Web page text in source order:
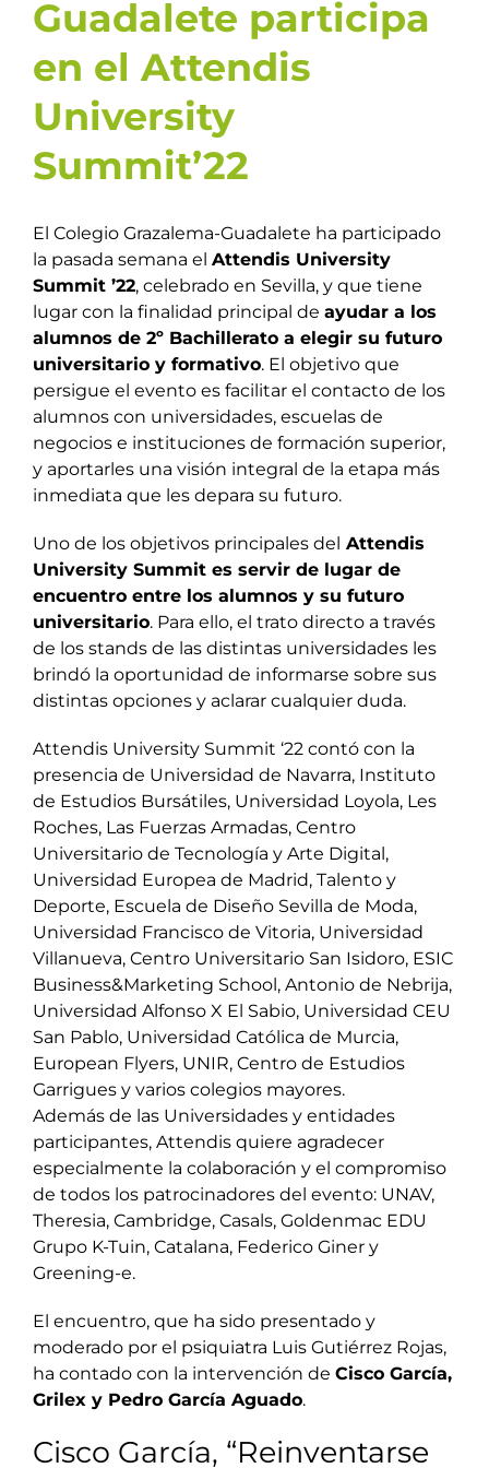
Guadalete participa
en el Attendis
University
Summit’22
El Colegio Grazalema-Guadalete ha participado
la pasada semana el Attendis University
Summit ’22, celebrado en Sevilla, y que tiene
lugar con la finalidad principal de ayudar a los
alumnos de 2º Bachillerato a elegir su futuro
universitario y formativo. El objetivo que
persigue el evento es facilitar el contacto de los
alumnos con universidades, escuelas de
negocios e instituciones de formación superior,
y aportarles una visión integral de la etapa más
inmediata que les depara su futuro.
Uno de los objetivos principales del Attendis
University Summit es servir de lugar de
encuentro entre los alumnos y su futuro
universitario. Para ello, el trato directo a través
de los stands de las distintas universidades les
brindó la oportunidad de informarse sobre sus
distintas opciones y aclarar cualquier duda.
Attendis University Summit ‘22 contó con la
presencia de Universidad de Navarra, Instituto
de Estudios Bursátiles, Universidad Loyola, Les
Roches, Las Fuerzas Armadas, Centro
Universitario de Tecnología y Arte Digital,
Universidad Europea de Madrid, Talento y
Deporte, Escuela de Diseño Sevilla de Moda,
Universidad Francisco de Vitoria, Universidad
Villanueva, Centro Universitario San Isidoro, ESIC
Business&Marketing School, Antonio de Nebrija,
Universidad Alfonso X El Sabio, Universidad CEU
San Pablo, Universidad Católica de Murcia,
European Flyers, UNIR, Centro de Estudios
Garrigues y varios colegios mayores.
Además de las Universidades y entidades
participantes, Attendis quiere agradecer
especialmente la colaboración y el compromiso
de todos los patrocinadores del evento: UNAV,
Theresia, Cambridge, Casals, Goldenmac EDU
Grupo K-Tuin, Catalana, Federico Giner y
Greening-e.
El encuentro, que ha sido presentado y
moderado por el psiquiatra Luis Gutiérrez Rojas,
ha contado con la intervención de Cisco García,
Grilex y Pedro García Aguado.
Cisco García, “Reinventarse